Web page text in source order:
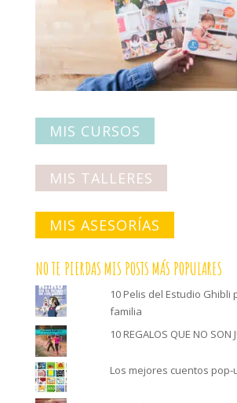
MIS CURSOS
MIS TALLERES
MIS ASESORÍAS
NO TE PIERDAS MIS POSTS MÁS POPULARES
10 Pelis del Estudio Ghibli
familia
10 REGALOS QUE NO SON
Los mejores cuentos